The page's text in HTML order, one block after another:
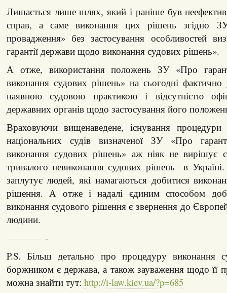
Лишається лише шлях, який і раніше був
справ, а саме виконання цих рішень згідно
провадження» без застосування особливостей
гарантії держави щодо виконання судових рішень».
А отже, використання положень ЗУ «Про
виконання судових рішень» на сьогодні
наявною судовою практикою і відсутністю
державних органів щодо застосування його
Враховуючи вищенаведене, існування
національних судів визначеної ЗУ «Про
виконання судових рішень» аж ніяк не вирішує
тривалого невиконання судових рішень в
заплутує людей, які намагаються добитися
рішення. А отже і надалі єдиним способом
виконання судового рішення є звернення до
людини.
————-
P.S. Більш детально про процедуру виконання
боржником є держава, а також зауваження щодо її
можна знайти тут: http://i-law.kiev.ua/?p=685